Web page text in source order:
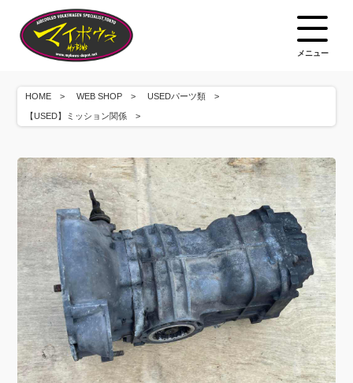
メニュー
HOME WEB SHOP USEDパーツ類
【USED】ミッション関係